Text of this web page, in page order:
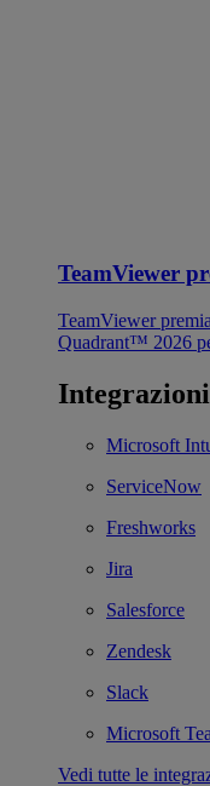
TeamViewer
TeamViewer
Quadrant™ 2026
Microsoft
ServiceNow
Freshworks
Jira
Salesforce
Zendesk
Slack
Microsoft
Vedi tutte le